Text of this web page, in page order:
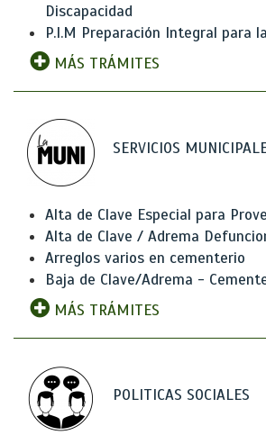
Discapacidad
P.I.M Preparación Integral para
MÁS TRÁMITES
SERVICIOS
Alta de Clave Especial para
Alta de Clave / Adrema
Arreglos varios en cementerio
Baja de Clave/Adrema -
MÁS TRÁMITES
POLITICAS SOCIALES